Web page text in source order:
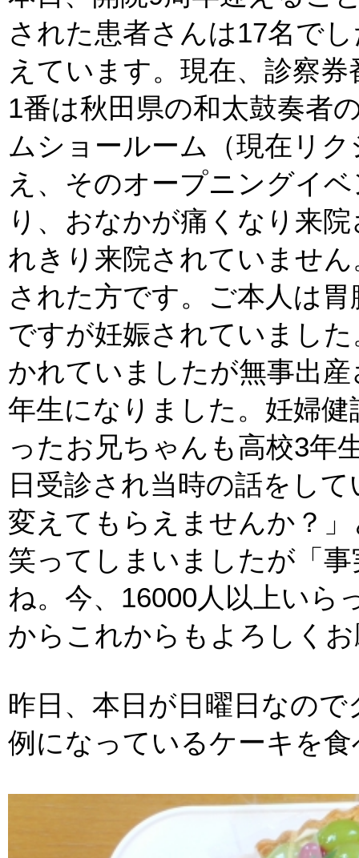
された患者さんは17名で
えています。現在、診察
1番は秋田県の和太鼓奏者
ムショールーム（現在リ
え、そのオープニングイ
り、おなかが痛くなり来
れきり来院されていませ
された方です。ご本人は
ですが妊娠されていまし
かれていましたが無事出
年生になりました。妊婦
ったお兄ちゃんも高校3年
日受診され当時の話をし
変えてもらえませんか？」
笑ってしまいましたが「
ね。今、16000人以上いら
からこれからもよろしく
昨日、本日が日曜日なの
例になっているケーキを